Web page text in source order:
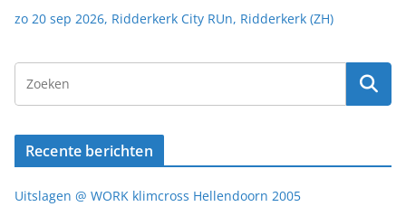
zo 20 sep 2026, Ridderkerk City RUn, Ridderkerk (ZH)
Recente berichten
Uitslagen @ WORK klimcross Hellendoorn 2005